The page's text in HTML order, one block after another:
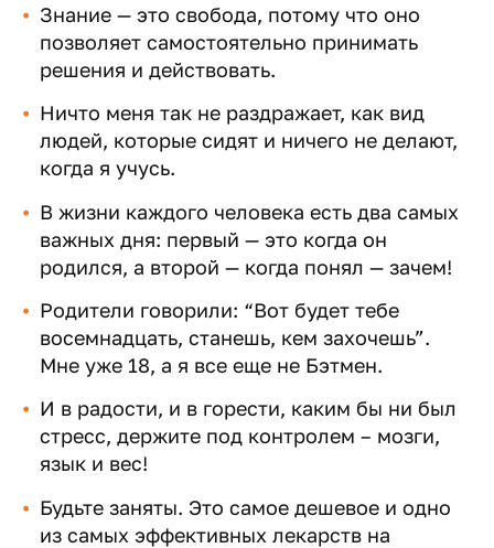
Знание — это свобода, потому что оно
позволяет самостоятельно принимать
решения и действовать.
Ничто меня так не раздражает, как вид
людей, которые сидят и ничего не делают,
когда я учусь.
В жизни каждого человека есть два самых
важных дня: первый — это когда он
родился, а второй — когда понял — зачем!
Родители говорили: “Вот будет тебе
восемнадцать, станешь, кем захочешь”.
Мне уже 18, а я все еще не Бэтмен.
И в радости, и в горести, каким бы ни был
стресс, держите под контролем – мозги,
язык и вес!
Будьте заняты. Это самое дешевое и одно
из самых эффективных лекарств на